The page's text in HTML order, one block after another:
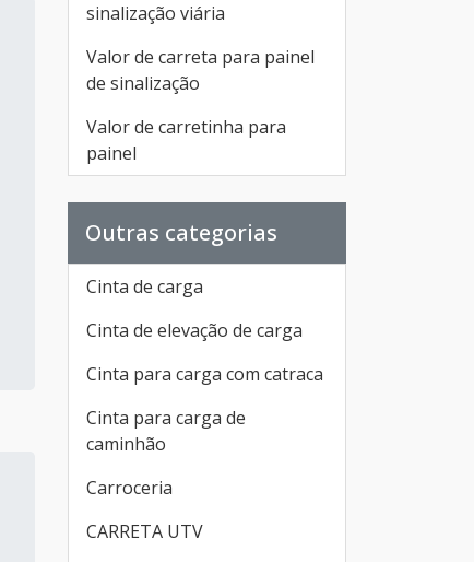
sinalização viária
Valor de carreta para painel
de sinalização
Valor de carretinha para
painel
Outras categorias
Cinta de carga
Cinta de elevação de carga
Cinta para carga com catraca
Cinta para carga de
caminhão
Carroceria
CARRETA UTV